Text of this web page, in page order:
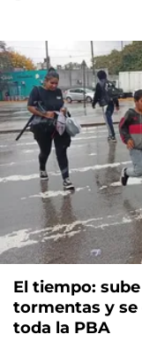
El tiempo:
tormentas y se
toda la PBA